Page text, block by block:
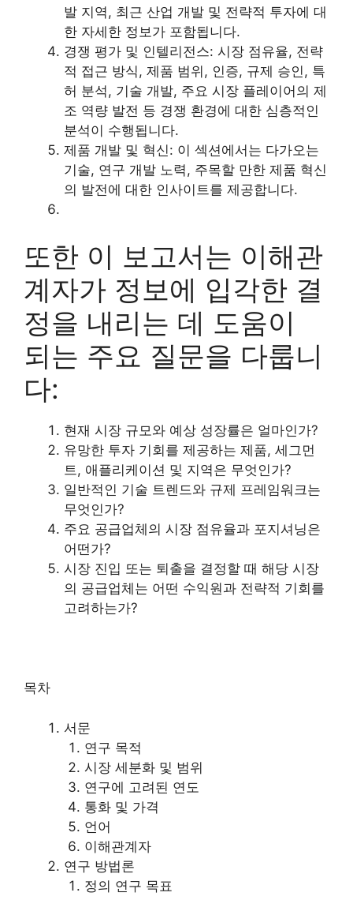
발 지역, 최근 산업 개발 및 전략적 투자에 대
한 자세한 정보가 포함됩니다.
경쟁 평가 및 인텔리전스: 시장 점유율, 전략
적 접근 방식, 제품 범위, 인증, 규제 승인, 특
허 분석, 기술 개발, 주요 시장 플레이어의 제
조 역량 발전 등 경쟁 환경에 대한 심층적인
분석이 수행됩니다.
제품 개발 및 혁신: 이 섹션에서는 다가오는
기술, 연구 개발 노력, 주목할 만한 제품 혁신
의 발전에 대한 인사이트를 제공합니다.
또한 이 보고서는 이해관
계자가 정보에 입각한 결
정을 내리는 데 도움이
되는 주요 질문을 다룹니
다:
현재 시장 규모와 예상 성장률은 얼마인가?
유망한 투자 기회를 제공하는 제품, 세그먼
트, 애플리케이션 및 지역은 무엇인가?
일반적인 기술 트렌드와 규제 프레임워크는
무엇인가?
주요 공급업체의 시장 점유율과 포지셔닝은
어떤가?
시장 진입 또는 퇴출을 결정할 때 해당 시장
의 공급업체는 어떤 수익원과 전략적 기회를
고려하는가?
목차
서문
연구 목적
시장 세분화 및 범위
연구에 고려된 연도
통화 및 가격
언어
이해관계자
연구 방법론
정의 연구 목표